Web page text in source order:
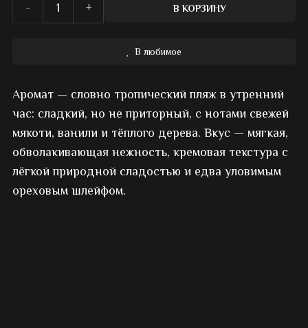
Количество
молоко
В КОРЗИНУ
В любимое
Аромат — словно тропический пляж в утренний
час: сладкий, но не приторный, с нотами свежей
мякоти, ванили и тёплого дерева. Вкус — мягкая,
обволакивающая нежность, кремовая текстура с
лёгкой природной сладостью и едва уловимым
ореховым шлейфом.